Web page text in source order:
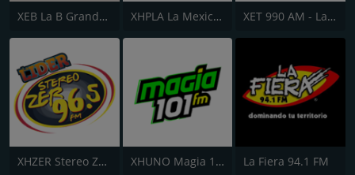
XEB La B Grande 1220 AM XHPLA La Mexicana - Aguascalientes XET 990 AM - La T Grande
XHZER Stereo ZER 96.5 XHUNO Magia 101 FM La Fiera 94.1 FM